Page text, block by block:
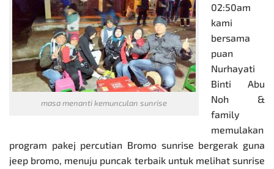
masa menanti kemunculan sunrise
02:50am
kami
bersama
puan
Nurhayati
Binti Abu
Noh &
family
memulakan
program pakej percutian Bromo sunrise bergerak guna
jeep bromo, menuju puncak terbaik untuk melihat sunrise